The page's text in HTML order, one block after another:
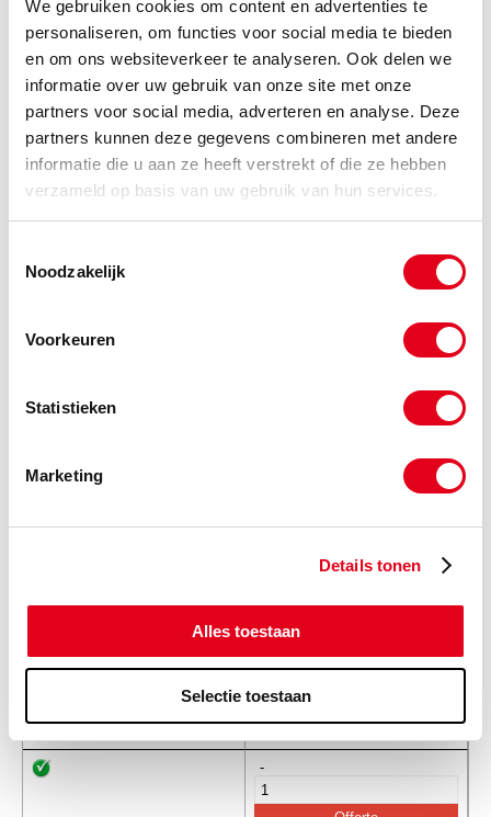
We gebruiken cookies om content en advertenties te
personaliseren, om functies voor social media te bieden
en om ons websiteverkeer te analyseren. Ook delen we
informatie over uw gebruik van onze site met onze
partners voor social media, adverteren en analyse. Deze
partners kunnen deze gegevens combineren met andere
informatie die u aan ze heeft verstrekt of die ze hebben
verzameld op basis van uw gebruik van hun services.
Noodzakelijk
Voorkeuren
Statistieken
Marketing
Details tonen
Alles toestaan
Selectie toestaan
a2hdb10x130
RVS A2 bout 10x130mm
DIN571
stuks)
(de verpakkingseenheid is 50
DIN571
stuks)
-